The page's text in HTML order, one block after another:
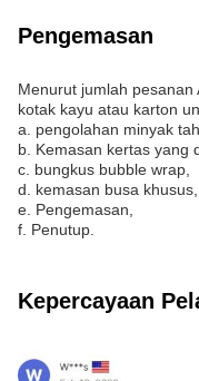
Pengemasan
Menurut jumlah
kotak kayu atau karton
a. pengolahan minyak
b. Kemasan kertas yang
c. bungkus bubble wrap,
d. kemasan busa khusus,
e. Pengemasan,
f. Penutup.
Kepercayaan